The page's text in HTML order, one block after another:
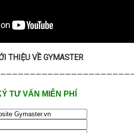
THIỆU VỀ GYMASTER
TƯ VẤN MIỄN PHÍ